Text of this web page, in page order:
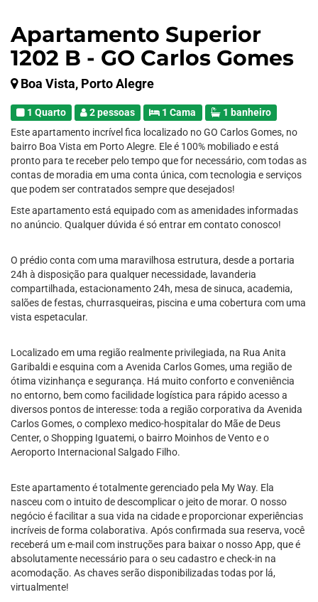
Apartamento Superior
1202 B - GO Carlos Gomes
Boa Vista, Porto Alegre
1 Quarto 2 pessoas 1 Cama
1 banheiro
Este apartamento incrível fica localizado no GO Carlos Gomes, no
bairro Boa Vista em Porto Alegre. Ele é 100% mobiliado e está
pronto para te receber pelo tempo que for necessário, com todas as
contas de moradia em uma conta única, com tecnologia e serviços
que podem ser contratados sempre que desejados!
Este apartamento está equipado com as amenidades informadas
no anúncio. Qualquer dúvida é só entrar em contato conosco!
O prédio conta com uma maravilhosa estrutura, desde a portaria
24h à disposição para qualquer necessidade, lavanderia
compartilhada, estacionamento 24h, mesa de sinuca, academia,
salões de festas, churrasqueiras, piscina e uma cobertura com uma
vista espetacular.
Localizado em uma região realmente privilegiada, na Rua Anita
Garibaldi e esquina com a Avenida Carlos Gomes, uma região de
ótima vizinhança e segurança. Há muito conforto e conveniência
no entorno, bem como facilidade logística para rápido acesso a
diversos pontos de interesse: toda a região corporativa da Avenida
Carlos Gomes, o complexo medico-hospitalar do Mãe de Deus
Center, o Shopping Iguatemi, o bairro Moinhos de Vento e o
Aeroporto Internacional Salgado Filho.
Este apartamento é totalmente gerenciado pela My Way. Ela
nasceu com o intuito de descomplicar o jeito de morar. O nosso
negócio é facilitar a sua vida na cidade e proporcionar experiências
incríveis de forma colaborativa. Após confirmada sua reserva, você
receberá um e-mail com instruções para baixar o nosso App, que é
absolutamente necessário para o seu cadastro e check-in na
acomodação. As chaves serão disponibilizadas todas por lá,
virtualmente!